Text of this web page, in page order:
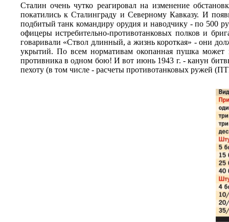
Сталин очень чутко реагировал на изменение
покатились к Сталинграду и Северному Кавказу. И
подбитый танк командиру орудия и наводчику - по 500
офицеры истребительно-противотанковых полков и
говаривали «Ствол длинный, а жизнь короткая» - они
укрытий. По всем нормативам окопанная пушка может
противника в одном бою! И вот июнь 1943 г. - канун
пехоту (в том числе - расчеты противотанковых ружей